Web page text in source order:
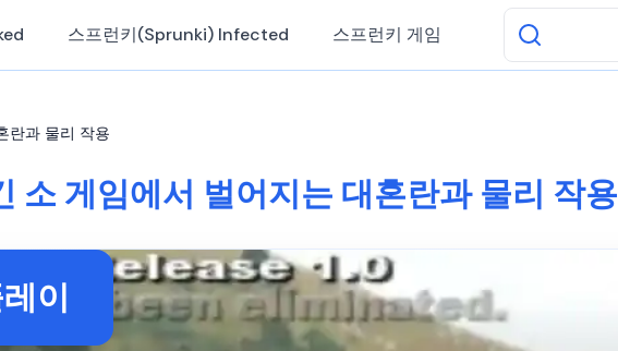
스프런키(Sprunki) Infected 스프런키 게임
란과 물리 작용
게임에서 벌어지는 대혼란과 물리 작용
이